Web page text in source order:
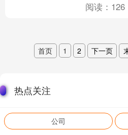
阅读： 126
首页 1 2 下一页
热点关注
公司